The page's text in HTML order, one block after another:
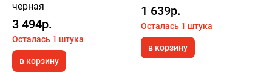
черная
3 494р.
Осталась 1 штука
в корзину
1 639р.
Осталась 1 штука
в корзину